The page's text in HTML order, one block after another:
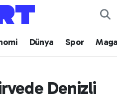
Dünya Spor
Denizli